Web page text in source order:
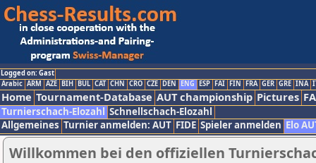
Logged on: Gast
Arabic ARM AZE BIH BUL CAT CHN CRO CZE DEN ENG ESP FAI FIN FRA GER GRE INA
Home Tournament-Database AUT championship Pictures
Turnierschach-Elozahl Schnellschach-Elozahl
Allgemeines Turnier anmelden: AUT FIDE Spieler anmelden Elo
Willkommen bei den offiziellen